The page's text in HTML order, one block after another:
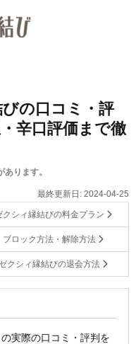
の口コミ・評
辛口評価まで徹
ります。
最終更新日: 2024-04-25
クシィ縁結びの料金プラン
ブロック方法・解除方法
クシィ縁結びの退会方法
実際の口コミ・評判を